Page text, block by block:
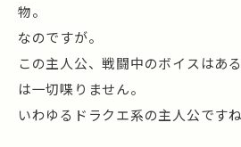
物。
なのですが。
この主人公、戦闘中のボイスはあ
は一切喋りません。
いわゆるドラクエ系の主人公ですね